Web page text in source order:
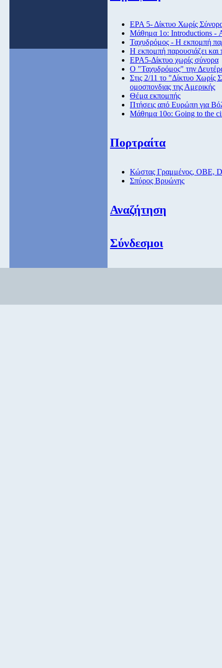
ΕΡΑ 5- Δίκτυο Χωρίς
Μάθημα 1ο: Introductions -
Ταχυδρόμος - Η εκπομπή
Η εκπομπή παρουσιάζει και
ΕΡΑ5-Δίκτυο χωρίς σύνορα
Ο "Ταχυδρόμος" την
Στις 2/11 το "Δίκτυο Χωρίς
ομοσπονδιας της Αμερικής
Θέμα εκπομπής
Πτήσεις από Eυρώπη για
Μάθημα 10ο: Going to the
Πορτραίτα
Κώστας Γραμμένος, ΟΒΕ,
Σπύρος Βρυώνης
Αναζήτηση
Σύνδεσμοι